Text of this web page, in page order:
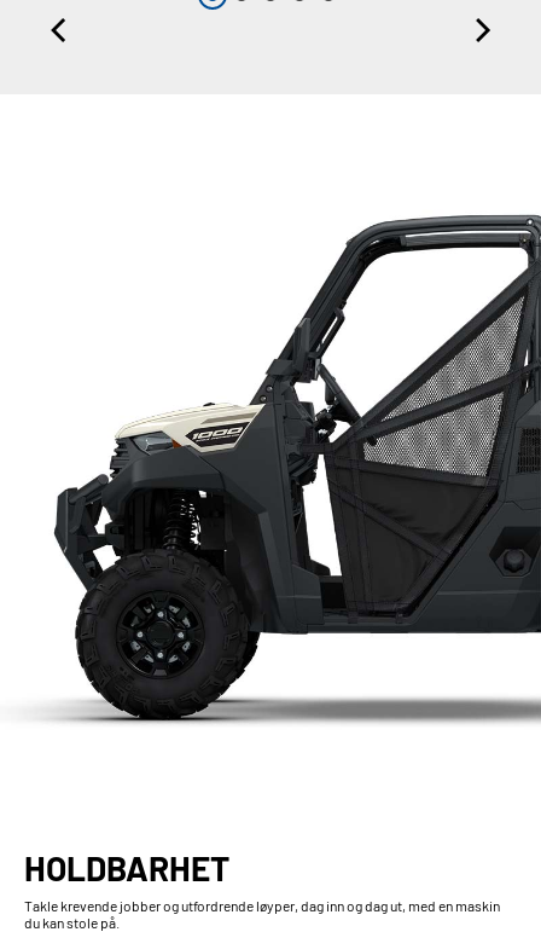
HOLDBARHET
Takle krevende jobber og utfordrende løyper, dag inn og dag ut, med en maskin
du kan stole på.